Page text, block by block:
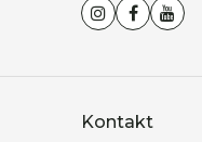
Kontakt